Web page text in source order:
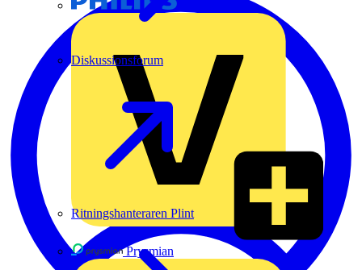
Prysmian
Diskussionsforum
Ritningshanteraren Plint